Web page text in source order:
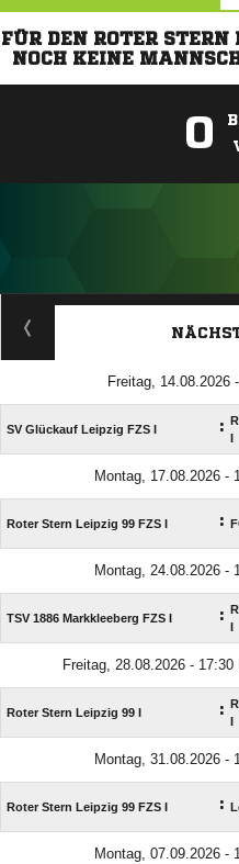
FÜR DEN ROTER
NOCH KEINE
0
Freitag, 14.08.2026
SV Glückauf Leipzig FZS I :
Montag, 17.08.2026 -
Roter Stern Leipzig 99 FZS I :
Montag, 24.08.2026 -
TSV 1886 Markkleeberg FZS I :
Freitag, 28.08.2026 -
Roter Stern Leipzig 99 I :
Montag, 31.08.2026 -
Roter Stern Leipzig 99 FZS I :
Montag, 07.09.2026 -